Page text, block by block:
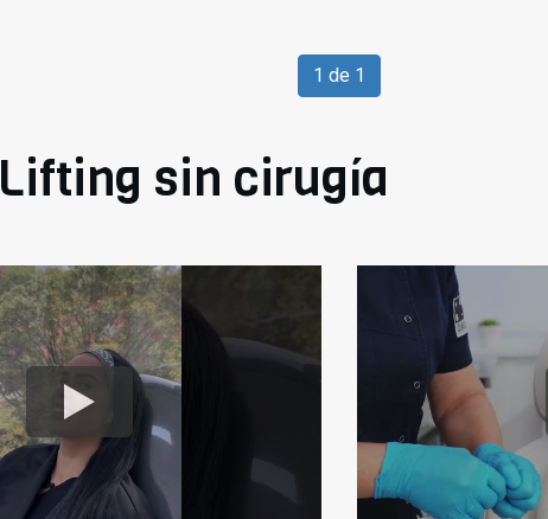
1 de 1
Lifting sin cirugía